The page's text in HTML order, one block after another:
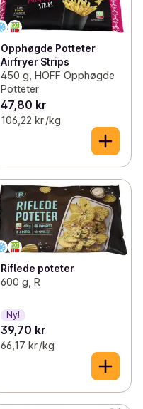
Opphøgde Potteter
Airfryer Strips
450 g, HOFF Opphøgde
Potteter
47,80 kr
106,22 kr /kg
Riflede poteter
600 g, R
Ny!
39,70 kr
66,17 kr /kg